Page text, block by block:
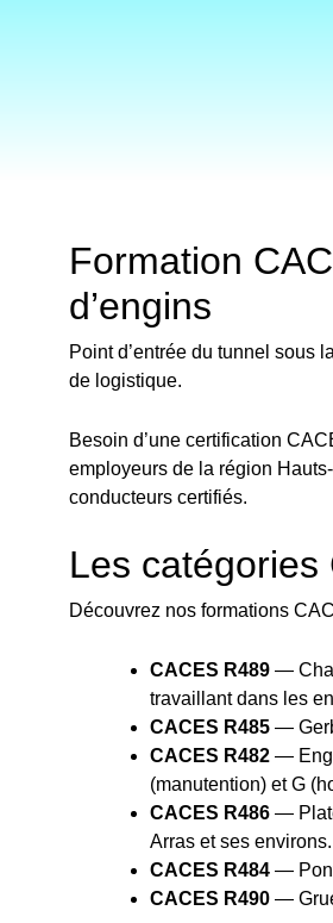
Formation
d’engins
Point d’entrée du tunnel sous
de logistique.
Besoin d’une certification
employeurs de la région
conducteurs certifiés.
Les catégories
Découvrez nos formations
CACES R489 —
travaillant dans les
CACES R485 —
CACES R482 —
(manutention) et G
CACES R486 —
Arras et ses environs.
CACES R484 —
CACES R490 —